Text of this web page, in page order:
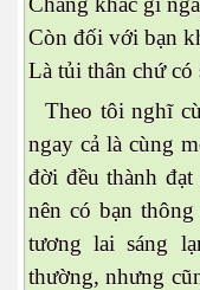
Còn đối với bạn
Là tủi thân chứ
Theo tôi nghĩ
ngay cả là cùng
đời đều thành
nên có bạn
tương lai sáng
thường, nhưng
682